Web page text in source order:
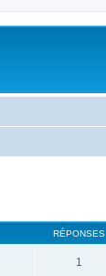
RÉPONSES
1